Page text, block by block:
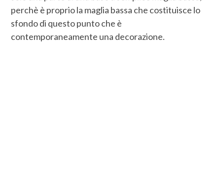
perchè è proprio la maglia bassa che costituisce lo
sfondo di questo punto che è
contemporaneamente una decorazione.